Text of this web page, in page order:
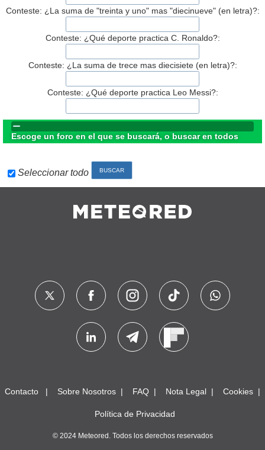
Conteste: ¿La suma de "treinta y uno" mas "diecinueve" (en letra)?:
Conteste: ¿Qué deporte practica C. Ronaldo?:
Conteste: ¿La suma de trece mas diecisiete (en letra)?:
Conteste: ¿Qué deporte practica Leo Messi?:
Escoge un foro en el que se buscará, o buscar en todos
Seleccionar todo
Contacto Sobre Nosotros FAQ Nota Legal Cookies
Política de Privacidad
© 2024 Meteored. Todos los derechos reservados